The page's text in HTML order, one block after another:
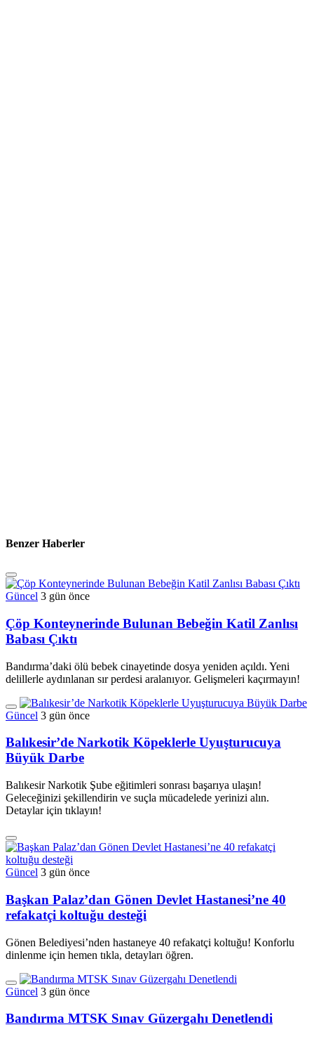
Benzer Haberler
Güncel 3 gün önce
Çöp Konteynerinde Bulunan Bebeğin Katil Zanlısı
Babası Çıktı
Bandırma’daki ölü bebek cinayetinde dosya yeniden açıldı. Yeni
delillerle aydınlanan sır perdesi aralanıyor. Gelişmeleri kaçırmayın!
Güncel 3 gün önce
Balıkesir’de Narkotik Köpeklerle Uyuşturucuya
Büyük Darbe
Balıkesir Narkotik Şube eğitimleri sonrası başarıya ulaşın!
Geleceğinizi şekillendirin ve suçla mücadelede yerinizi alın.
Detaylar için tıklayın!
Güncel 3 gün önce
Başkan Palaz’dan Gönen Devlet Hastanesi’ne 40
refakatçi koltuğu desteği
Gönen Belediyesi’nden hastaneye 40 refakatçi koltuğu! Konforlu
dinlenme için hemen tıkla, detayları öğren.
Güncel 3 gün önce
Bandırma MTSK Sınav Güzergahı Denetlendi